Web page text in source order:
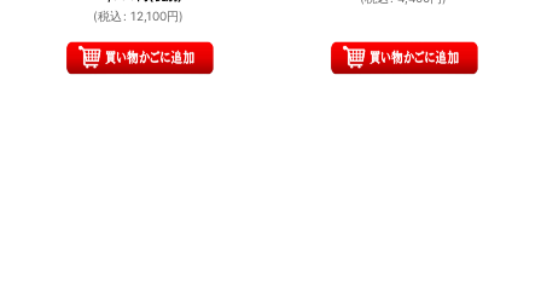
(税込 : 12,100円)